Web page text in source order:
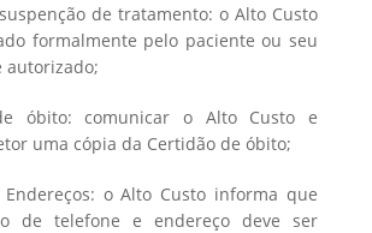
de tratamento: o Alto Custo
formalmente pelo paciente ou seu
autorizado;
óbito: comunicar o Alto Custo e
uma cópia da Certidão de óbito;
Endereços: o Alto Custo informa que
de telefone e endereço deve ser